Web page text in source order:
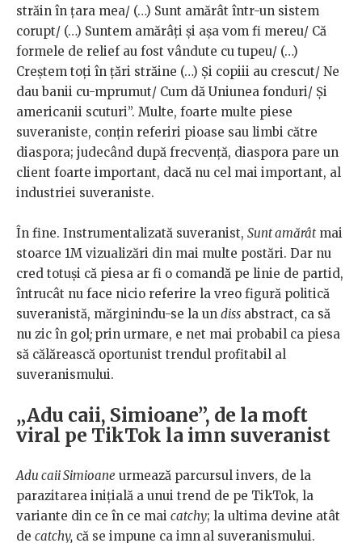
străin în țara mea/ (…) Sunt amărât într-un sistem
corupt/ (…) Suntem amărâți și așa vom fi mereu/ Că
formele de relief au fost vândute cu tupeu/ (…)
Creștem toți în țări străine (…) Și copiii au crescut/ Ne
dau banii cu-mprumut/ Cum dă Uniunea fonduri/ Și
americanii scuturi”. Multe, foarte multe piese
suveraniste, conțin referiri pioase sau limbi către
diaspora; judecând după frecvență, diaspora pare un
client foarte important, dacă nu cel mai important, al
industriei suveraniste.
În fine. Instrumentalizată suveranist, Sunt amărâtmai
stoarce 1M vizualizări din mai multe postări. Dar nu
cred totuși că piesa ar fi o comandă pe linie de partid,
întrucât nu face nicio referire la vreo figură politică
suveranistă, mărginindu-se la un diss abstract, ca să
nu zic în gol; prin urmare, e net mai probabil ca piesa
să călărească oportunist trendul profitabil al
suveranismului.
„Adu caii, Simioane”, de la moft
viral pe TikTok la imn suveranist
Adu caii Simioane urmează parcursul invers, de la
parazitarea inițială a unui trend de pe TikTok, la
variante din ce în ce mai catchy; la ultima devine atât
de catchy, că se impune ca imn al suveranismului.